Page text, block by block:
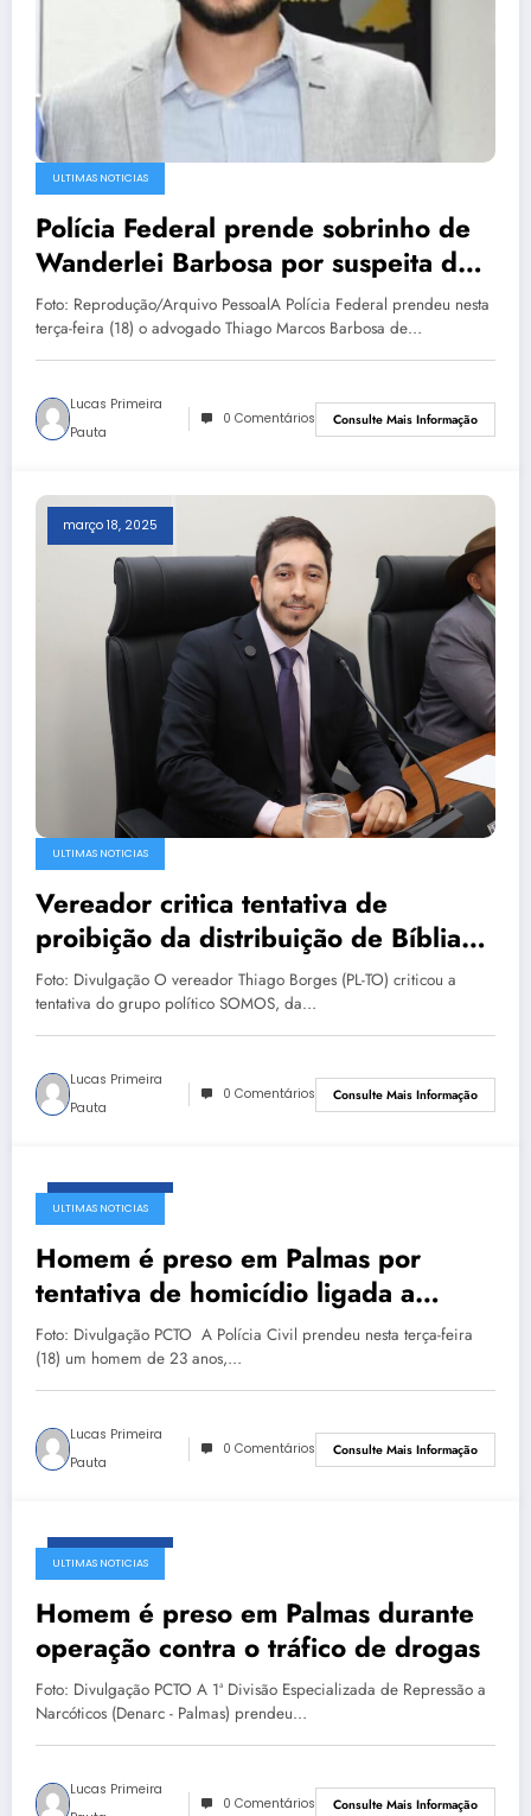
ULTIMAS NOTICIAS
Polícia Federal prende sobrinho de
Wanderlei Barbosa por suspeita de
corrupção
Foto: Reprodução/Arquivo PessoalA Polícia Federal prendeu nesta
terça-feira (18) o advogado Thiago Marcos Barbosa de…
Lucas Primeira
Pauta
0 Comentários Consulte Mais Informação
março 18, 2025
ULTIMAS NOTICIAS
Vereador critica tentativa de
proibição da distribuição de Bíblias
em escolas municipais de Palmas
Foto: Divulgação O vereador Thiago Borges (PL-TO) criticou a
tentativa do grupo político SOMOS, da…
Lucas Primeira
Pauta
0 Comentários Consulte Mais Informação
março 18, 2025
ULTIMAS NOTICIAS
Homem é preso em Palmas por
tentativa de homicídio ligada a
facções criminosas
Foto: Divulgação PCTO A Polícia Civil prendeu nesta terça-feira
(18) um homem de 23 anos,…
Lucas Primeira
Pauta
0 Comentários Consulte Mais Informação
março 18, 2025
ULTIMAS NOTICIAS
Homem é preso em Palmas durante
operação contra o tráfico de drogas
Foto: Divulgação PCTO A 1ª Divisão Especializada de Repressão a
Narcóticos (Denarc - Palmas) prendeu…
Lucas Primeira
0 Comentários Consulte Mais Informação